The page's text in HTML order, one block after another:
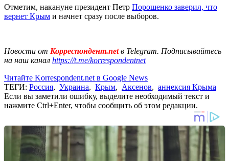
Отметим, накануне президент Петр Порошенко заверил, что
вернет Крым и начнет сразу после выборов.
Новости от Корреспондент.netв Telegram. Подписывайтесь
на наш канал https://t.me/korrespondentnet
Читайте Korrespondent.net в Google News
ТЕГИ: Россия, Украина, Крым, Аксенов, аннексия Крыма
Если вы заметили ошибку, выделите необходимый текст и
нажмите Ctrl+Enter, чтобы сообщить об этом редакции.